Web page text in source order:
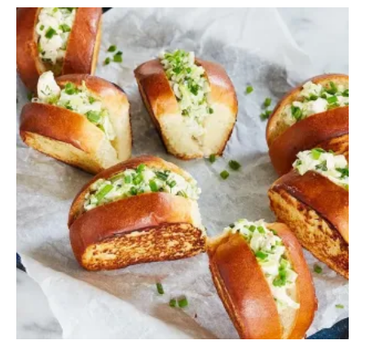
Ajouter au panier